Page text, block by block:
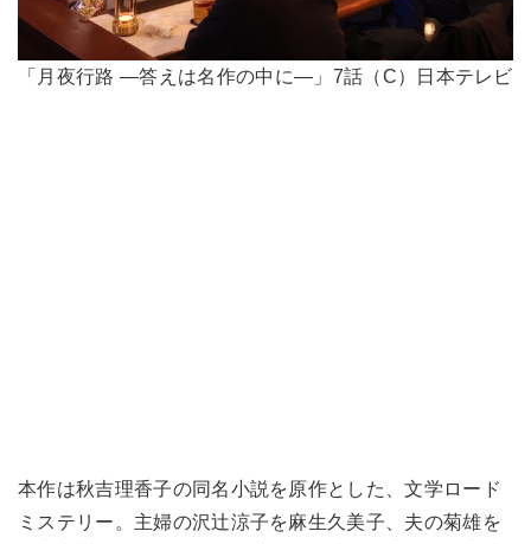
「月夜行路 ―答えは名作の中に―」7話（C）日本テレビ
本作は秋吉理香子の同名小説を原作とした、文学ロード
ミステリー。主婦の沢辻涼子を麻生久美子、夫の菊雄を